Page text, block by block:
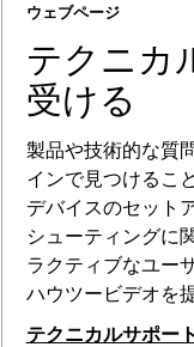
ウェブページ
テクニカ
受ける
製品や技術的な質
インで見つけるこ
デバイスのセット
シューティングに
ラクティブなユー
ハウツービデオを
テクニカルサポー